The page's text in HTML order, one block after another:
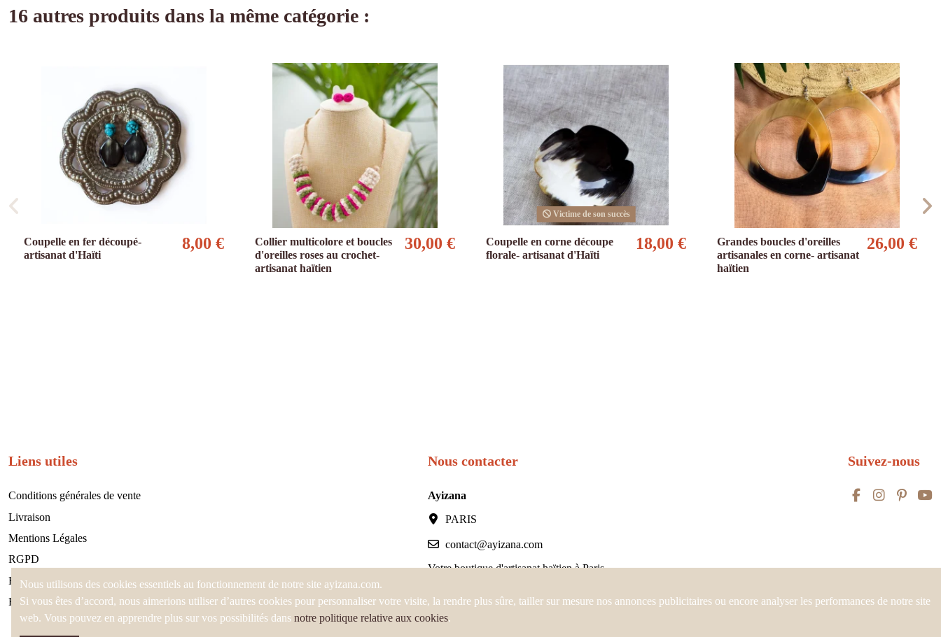
16 autres produits dans la même catégorie :
Coupelle en fer découpé-
artisanat d'Haïti
8,00 €
Collier multicolore et boucles
d'oreilles roses au crochet-
artisanat haïtien
30,00 €
Victime de son succès
Coupelle en corne découpe
florale- artisanat d'Haïti
18,00 €
Grandes boucles d'oreilles
artisanales en corne- artisanat
haïtien
26,00 €
Liens utiles
Conditions générales de vente
Livraison
Mentions Légales
RGPD
Retours et Remboursements
FAQ - Artisanat haïtien
Nous contacter
Ayizana
PARIS
contact@ayizana.com
Votre boutique d'artisanat haïtien à Paris
Suivez-nous
Nous utilisons des cookies essentiels au fonctionnement de notre site ayizana.com.
Si vous êtes d’accord, nous aimerions utiliser d’autres cookies pour personnaliser votre visite, la rendre plus sûre, tailler sur mesure nos annonces publicitaires ou encore analyser les performances de notre site
web. Vous pouvez en apprendre plus sur vos possibilités dans notre politique relative aux cookies.